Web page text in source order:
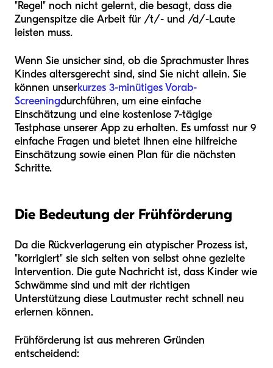
"Regel" noch nicht gelernt, die besagt, dass die
Zungenspitze die Arbeit für /t/- und /d/-Laute
leisten muss.
Wenn Sie unsicher sind, ob die Sprachmuster Ihres
Kindes altersgerecht sind, sind Sie nicht allein. Sie
können unserkurzes 3-minütiges Vorab-
Screeningdurchführen, um eine einfache
Einschätzung und eine kostenlose 7-tägige
Testphase unserer App zu erhalten. Es umfasst nur 9
einfache Fragen und bietet Ihnen eine hilfreiche
Einschätzung sowie einen Plan für die nächsten
Schritte.
Die Bedeutung der Frühförderung
Da die Rückverlagerung ein atypischer Prozess ist,
"korrigiert" sie sich selten von selbst ohne gezielte
Intervention. Die gute Nachricht ist, dass Kinder wie
Schwämme sind und mit der richtigen
Unterstützung diese Lautmuster recht schnell neu
erlernen können.
Frühförderung ist aus mehreren Gründen
entscheidend: